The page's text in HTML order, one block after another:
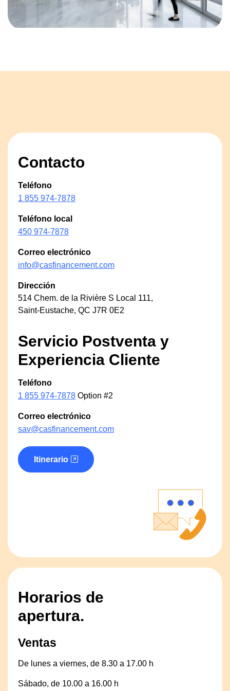
Contacto
Teléfono
1 855 974-7878
Teléfono local
450 974-7878
Correo electrónico
info@casfinancement.com
Dirección
514 Chem. de la Rivière S Local 111,
Saint-Eustache, QC J7R 0E2
Servicio Postventa y
Experiencia Cliente
Teléfono
1 855 974-7878 Option #2
Correo electrónico
sav@casfinancement.com
Itinerario(opens in a new tab)
Horarios de
apertura.
Ventas
De lunes a viernes, de 8.30 a 17.00 h
Sábado, de 10.00 a 16.00 h